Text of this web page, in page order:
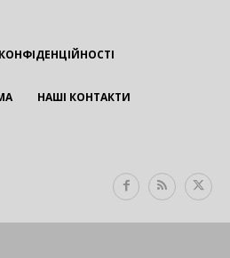
НАШІ КОНТАКТИ